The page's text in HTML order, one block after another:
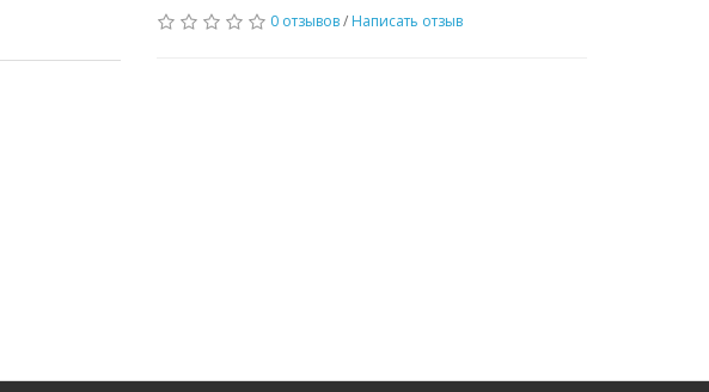
0 отзывов/ Написать отзыв